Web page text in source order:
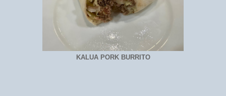
KALUA PORK BURRITO